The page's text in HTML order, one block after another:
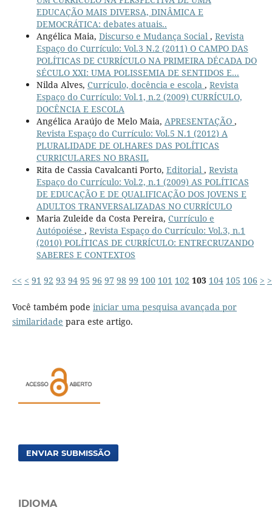
EDUCAÇÃO MAIS DIVERSA, DINÂMICA E
DEMOCRÁTICA: debates atuais..
Angélica Maia, Discurso e Mudança Social , Revista
Espaço do Currículo: Vol.3 N.2 (2011) O CAMPO DAS
POLÍTICAS DE CURRÍCULO NA PRIMEIRA DÉCADA DO
SÉCULO XXI: UMA POLISSEMIA DE SENTIDOS E...
Nilda Alves, Currículo, docência e escola , Revista
Espaço do Currículo: Vol.1, n.2 (2009) CURRÍCULO,
DOCÊNCIA E ESCOLA
Angélica Araújo de Melo Maia, APRESENTAÇÃO ,
Revista Espaço do Currículo: Vol.5 N.1 (2012) A
PLURALIDADE DE OLHARES DAS POLÍTICAS
CURRICULARES NO BRASIL
Rita de Cassia Cavalcanti Porto, Editorial , Revista
Espaço do Currículo: Vol.2, n.1 (2009) AS POLÍTICAS
DE EDUCAÇÃO E DE QUALIFICAÇÃO DOS JOVENS E
ADULTOS TRANVERSALIZADAS NO CURRÍCULO
Maria Zuleide da Costa Pereira, Currículo e
Autópoiése , Revista Espaço do Currículo: Vol.3, n.1
(2010) POLÍTICAS DE CURRÍCULO: ENTRECRUZANDO
SABERES E CONTEXTOS
<< < 91 92 93 94 95 96 97 98 99 100 101 102 103 104 105 106 >
Você também pode iniciar uma pesquisa avançada por
similaridade para este artigo.
ENVIAR SUBMISSÃO
IDIOMA